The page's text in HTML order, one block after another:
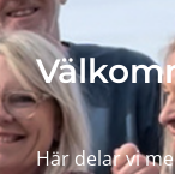
Här delar vi